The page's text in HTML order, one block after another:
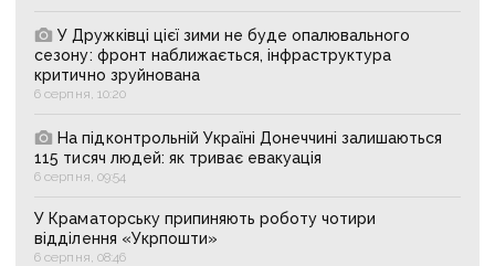
У Дружківці цієї зими не буде опалювального
сезону: фронт наближається, інфраструктура
критично зруйнована
6 серпня, 10:20
На підконтрольній Україні Донеччині залишаються
115 тисяч людей: як триває евакуація
6 серпня, 09:54
У Краматорську припиняють роботу чотири
відділення «Укрпошти»
6 серпня, 08:46